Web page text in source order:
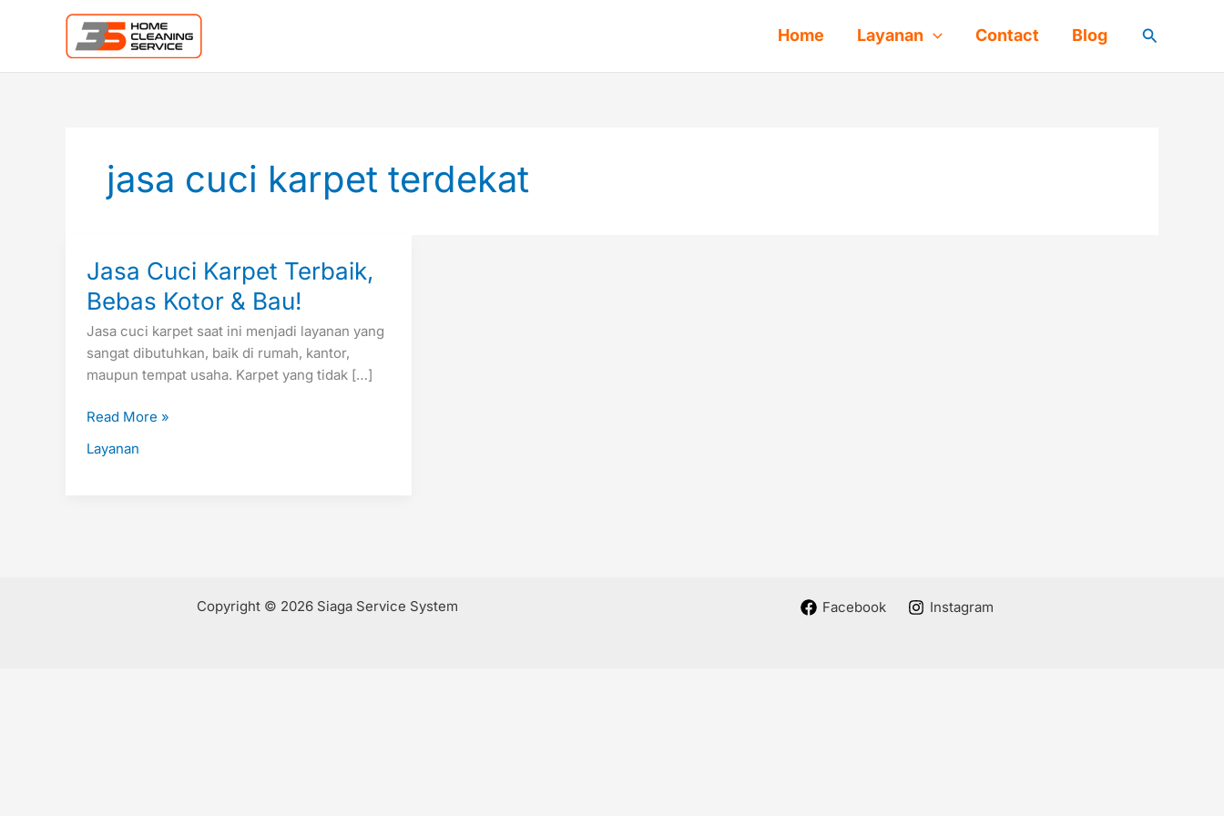
Home Layanan Contact Blog Cari
jasa cuci karpet terdekat
Jasa Cuci Karpet Terbaik,
Bebas Kotor & Bau!
Jasa cuci karpet saat ini menjadi layanan yang
sangat dibutuhkan, baik di rumah, kantor,
maupun tempat usaha. Karpet yang tidak […]
Jasa
Karpet
Terbaik,
Bebas
Kotor
Bau!
Read More »
Layanan
Copyright © 2026 Siaga Service System Facebook Instagram